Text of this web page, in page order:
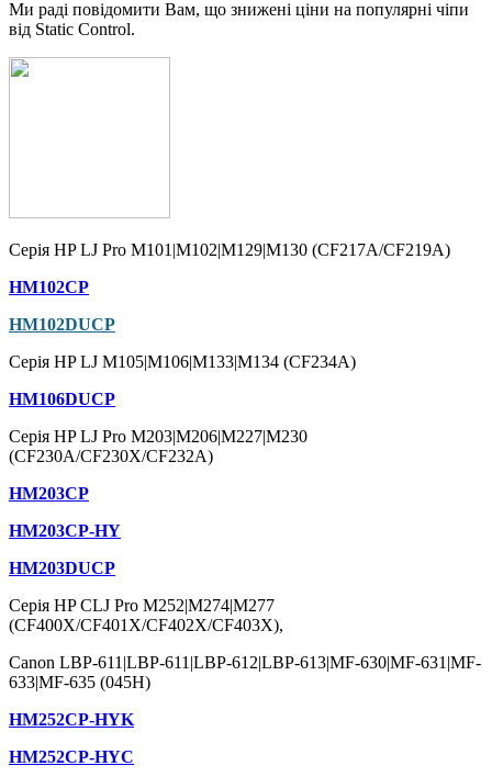
Ми раді повідомити Вам, що знижені ціни на популярні чіпи
від Static Control.
Серія HP LJ Pro M101|M102|M129|M130 (CF217A/CF219A)
HM102CP
HM102DUCP
Серія HP LJ M105|M106|M133|M134 (CF234A)
HM106DUCP
Серія HP LJ Pro M203|M206|M227|M230
(CF230A/CF230X/CF232A)
HM203CP
HM203CP-HY
HM203DUCP
Серія HP CLJ Pro M252|M274|M277
(CF400X/CF401X/CF402X/CF403X),
Canon LBP-611|LBP-611|LBP-612|LBP-613|MF-630|MF-631|MF-
633|MF-635 (045H)
HM252CP-HYK
HM252CP-HYC